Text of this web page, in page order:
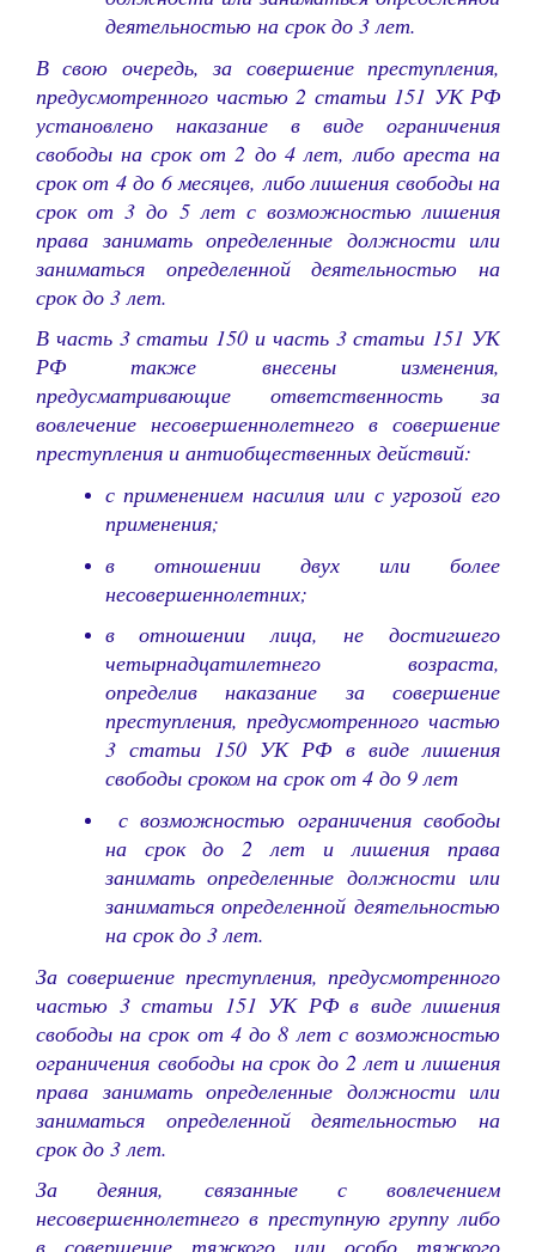
деятельностью на срок до 3 лет.
В свою очередь, за совершение преступления,
предусмотренного частью 2 статьи 151 УК РФ
установлено наказание в виде ограничения
свободы на срок от 2 до 4 лет, либо ареста на
срок от 4 до 6 месяцев, либо лишения свободы на
срок от 3 до 5 лет с возможностью лишения
права занимать определенные должности или
заниматься определенной деятельностью на
срок до 3 лет.
В часть 3 статьи 150 и часть 3 статьи 151 УК
РФ также внесены изменения,
предусматривающие ответственность за
вовлечение несовершеннолетнего в совершение
преступления и антиобщественных действий:
с применением насилия или с угрозой его
применения;
в отношении двух или более
несовершеннолетних;
в отношении лица, не достигшего
четырнадцатилетнего возраста,
определив наказание за совершение
преступления, предусмотренного частью
3 статьи 150 УК РФ в виде лишения
свободы сроком на срок от 4 до 9 лет
с возможностью ограничения свободы
на срок до 2 лет и лишения права
занимать определенные должности или
заниматься определенной деятельностью
на срок до 3 лет.
За совершение преступления, предусмотренного
частью 3 статьи 151 УК РФ в виде лишения
свободы на срок от 4 до 8 лет с возможностью
ограничения свободы на срок до 2 лет и лишения
права занимать определенные должности или
заниматься определенной деятельностью на
срок до 3 лет.
За деяния, связанные с вовлечением
несовершеннолетнего в преступную группу либо